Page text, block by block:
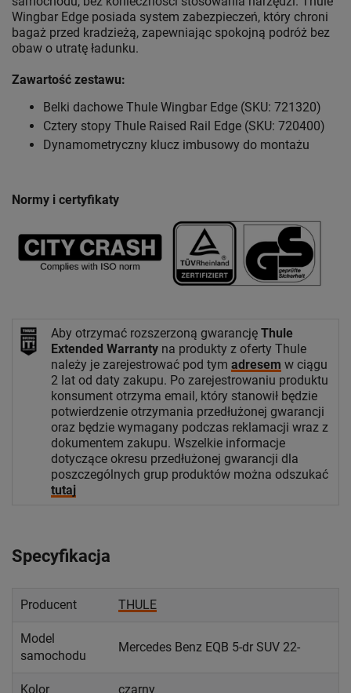
Wingbar Edge posiada system zabezpieczeń, który chroni
bagaż przed kradzieżą, zapewniając spokojną podróż bez
obaw o utratę ładunku.
Zawartość zestawu:
Belki dachowe Thule Wingbar Edge (SKU: 721320)
Cztery stopy Thule Raised Rail Edge (SKU: 720400)
Dynamometryczny klucz imbusowy do montażu
Normy i certyfikaty
Aby otrzymać rozszerzoną gwarancję Thule
Extended Warranty na produkty z oferty Thule
należy je zarejestrować pod tym adresem w ciągu
2 lat od daty zakupu. Po zarejestrowaniu produktu
konsument otrzyma email, który stanowił będzie
potwierdzenie otrzymania przedłużonej gwarancji
oraz będzie wymagany podczas reklamacji wraz z
dokumentem zakupu. Wszelkie informacje
dotyczące okresu przedłużonej gwarancji dla
poszczególnych grup produktów można odszukać
tutaj
Specyfikacja
Producent THULE
Model
samochodu
Mercedes Benz EQB 5-dr SUV 22-
Kolor czarny